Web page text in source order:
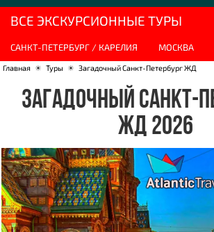
ВСЕ ЭКСКУРСИОННЫЕ ТУРЫ
САНКТ-ПЕТЕРБУРГ / КАРЕЛИЯ МОСКВА
Главная ☀ Туры ☀ Загадочный Санкт-Петербург ЖД
ЗАГАДОЧНЫЙ САНКТ-
ЖД 2026